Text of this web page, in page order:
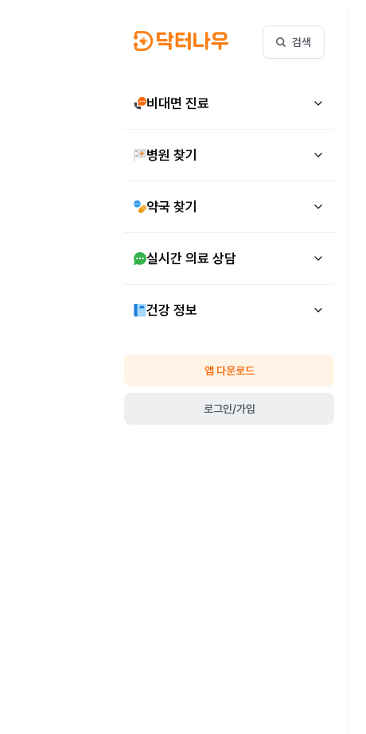
검색
비대면 진료
병원 찾기
약국 찾기
실시간 의료 상담
건강 정보
앱 다운로드
로그인/가입